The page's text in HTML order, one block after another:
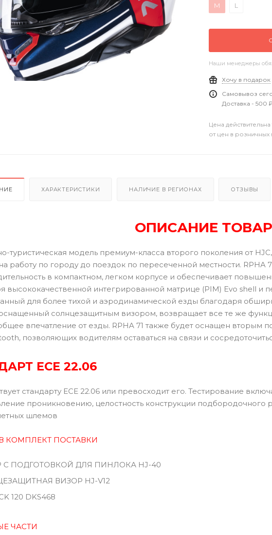
M L
Наши менеджеры
Хочу в подарок
Самовывоз
Доставка - 500 ₽
Цена
от цен в розничных
ХАРАКТЕРИСТИКИ НАЛИЧИЕ В РЕГИОНАХ ОТЗЫВЫ
ОПИСАНИЕ
туристическая модель премиум-класса второго поколения от
работу по городу до поездок по пересеченной местности. RPHA
в компактном, легком корпусе и обеспечивает
высококачественной интегрированной матрице (PIM) Evo shell и
для более тихой и аэродинамической езды благодаря
оснащенный солнцезащитным визором, возвращает все те же
впечатление от езды. RPHA 71 также будет оснащен вторым
позволяющих водителям оставаться на связи и
ЕСЕ 22.06
стандарту ECE 22.06 или превосходит его. Тестирование
проникновению, целостность конструкции
шлемов
КОМПЛЕКТ ПОСТАВКИ
С ПОДГОТОВКОЙ ДЛЯ ПИНЛОКА HJ-40
ВИЗОР HJ-V12
120 DKS468
ЧАСТИ